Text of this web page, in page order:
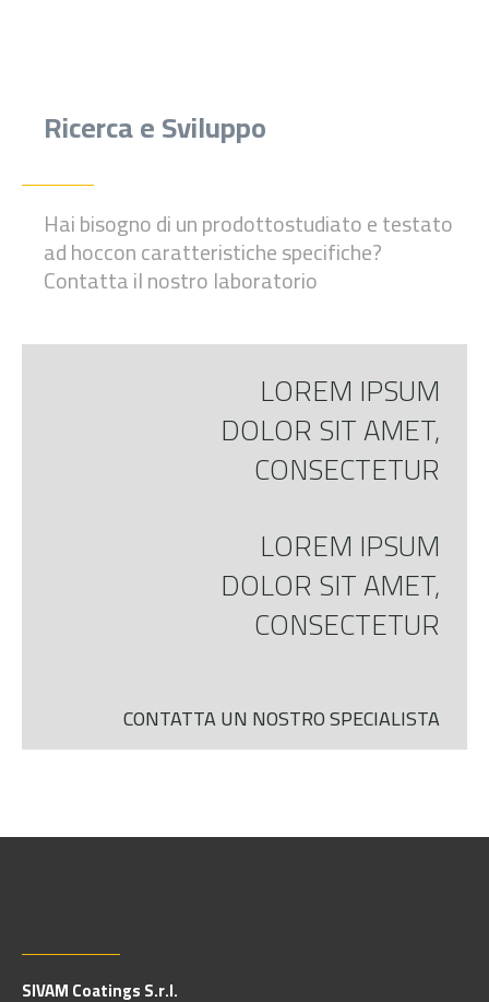
Ricerca e Sviluppo
Hai bisogno di un prodottostudiato e testato
ad hoccon caratteristiche specifiche?
Contatta il nostro laboratorio
LOREM IPSUM
DOLOR SIT AMET,
CONSECTETUR
LOREM IPSUM
DOLOR SIT AMET,
CONSECTETUR
CONTATTA UN NOSTRO SPECIALISTA
SIVAM Coatings S.r.l.